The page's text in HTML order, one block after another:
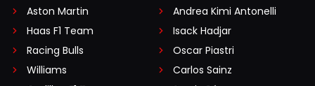
Aston Martin
Haas F1 Team
Racing Bulls
Williams
Andrea Kimi Antonelli
Isack Hadjar
Oscar Piastri
Carlos Sainz